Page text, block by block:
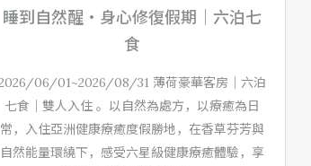
睡到自然醒・身心修復假期｜六泊七
食
06/01~2026/08/31 薄荷豪華客房｜六泊
七食｜雙人入住 。以自然為處方，以療癒為日
常，入住亞洲健康療癒度假勝地，在香草芬芳與
自然能量環繞下，感受六星級健康療癒體驗，享